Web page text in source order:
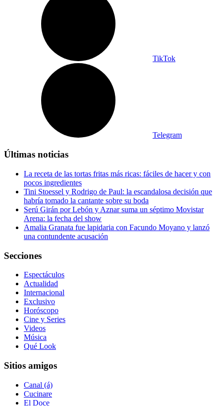
TikTok
Telegram
Últimas noticias
La receta de las tortas fritas más ricas: fáciles de hacer y con
pocos ingredientes
Tini Stoessel y Rodrigo de Paul: la escandalosa decisión que
habría tomado la cantante sobre su boda
Serú Girán por Lebón y Aznar suma un séptimo Movistar
Arena: la fecha del show
Amalia Granata fue lapidaria con Facundo Moyano y lanzó
una contundente acusación
Secciones
Espectáculos
Actualidad
Internacional
Exclusivo
Horóscopo
Cine y Series
Videos
Música
Qué Look
Sitios amigos
Canal (á)
Cucinare
El Doce